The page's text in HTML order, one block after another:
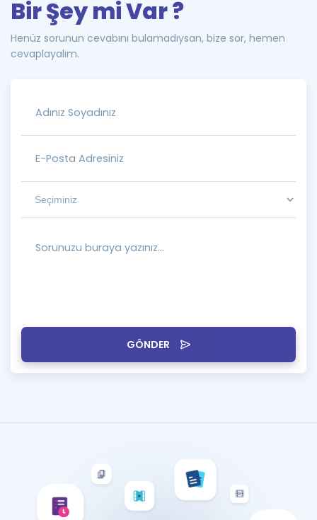
GÖNDER
Bir Şey mi Var ?
Henüz sorunun cevabını bulamadıysan, bize sor, hemen
cevaplayalım.